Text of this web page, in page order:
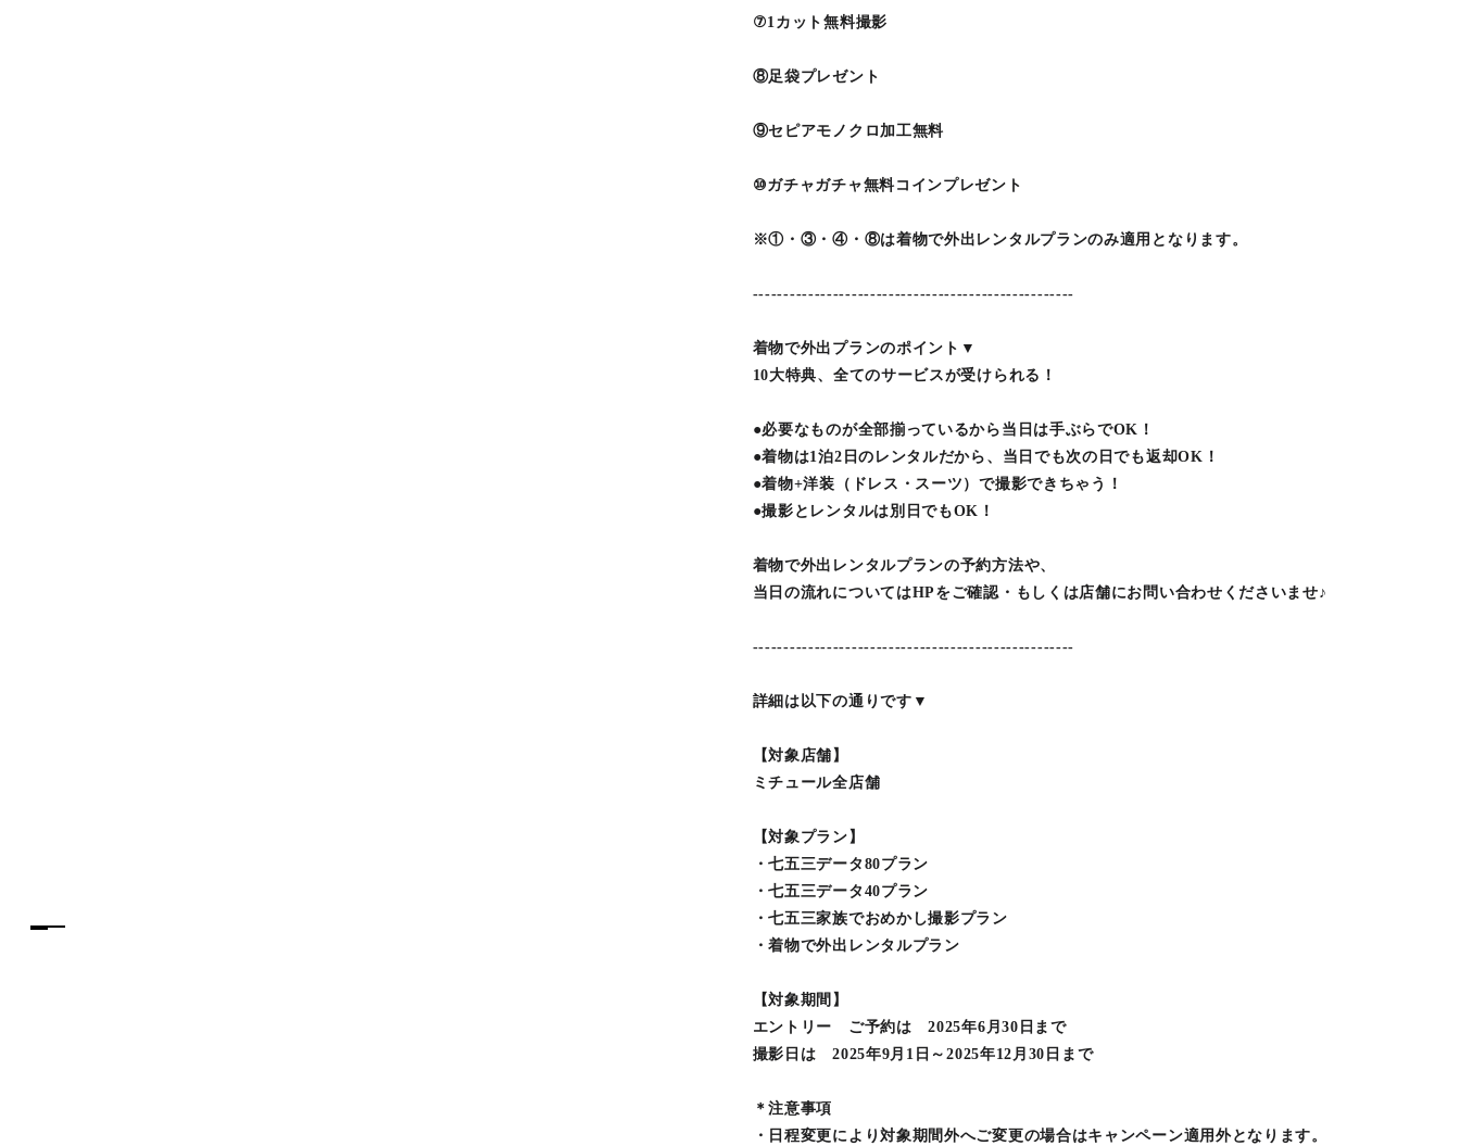
⑦1カット無料撮影
⑧足袋プレゼント
⑨セピアモノクロ加工無料
⑩ガチャガチャ無料コインプレゼント
※①・③・④・⑧は着物で外出レンタルプランのみ適用となります。
----------------------------------------------------
着物で外出プランのポイント▼
10大特典、全てのサービスが受けられる！
●必要なものが全部揃っているから当日は手ぶらでOK！
●着物は1泊2日のレンタルだから、当日でも次の日でも返却OK！
●着物+洋装（ドレス・スーツ）で撮影できちゃう！
●撮影とレンタルは別日でもOK！
着物で外出レンタルプランの予約方法や、
当日の流れについてはHPをご確認・もしくは店舗にお問い合わせくださいませ♪
----------------------------------------------------
詳細は以下の通りです▼
【対象店舗】
ミチュール全店舗
【対象プラン】
・七五三データ80プラン
・七五三データ40プラン
・七五三家族でおめかし撮影プラン
・着物で外出レンタルプラン
【対象期間】
エントリー ご予約は 2025年6月30日まで
撮影日は 2025年9月1日～2025年12月30日まで
＊注意事項
・日程変更により対象期間外へご変更の場合はキャンペーン適用外となります。